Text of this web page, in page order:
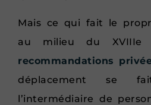
Mais ce qui fait le
au milieu du XVIIIe
recommandations
déplacement se
l’intermédiaire de